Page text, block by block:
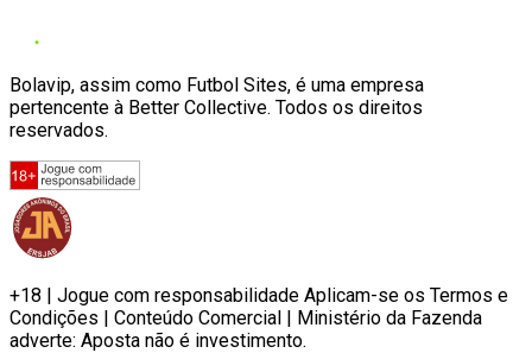
Bolavip, assim como Futbol Sites, é uma empresa
pertencente à Better Collective. Todos os direitos
reservados.
+18 | Jogue com responsabilidade Aplicam-se os Termos e
Condições | Conteúdo Comercial | Ministério da Fazenda
adverte: Aposta não é investimento.